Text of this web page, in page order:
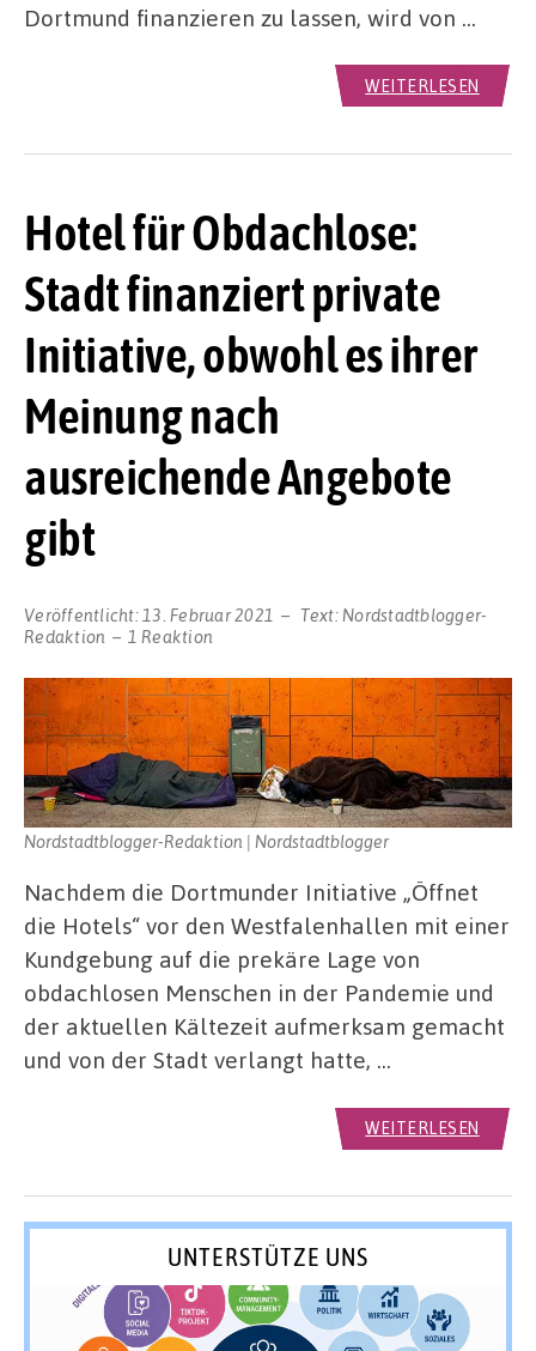
Dortmund finanzieren zu lassen, wird von …
WEITERLESEN
Hotel für Obdachlose:
Stadt finanziert private
Initiative, obwohl es ihrer
Meinung nach
ausreichende Angebote
gibt
Veröffentlicht: 13. Februar 2021 Text: Nordstadtblogger-
Redaktion
1 Reaktion
Nordstadtblogger-Redaktion | Nordstadtblogger
Nachdem die Dortmunder Initiative „Öffnet
die Hotels“ vor den Westfalenhallen mit einer
Kundgebung auf die prekäre Lage von
obdachlosen Menschen in der Pandemie und
der aktuellen Kältezeit aufmerksam gemacht
und von der Stadt verlangt hatte, …
WEITERLESEN
UNTERSTÜTZE UNS